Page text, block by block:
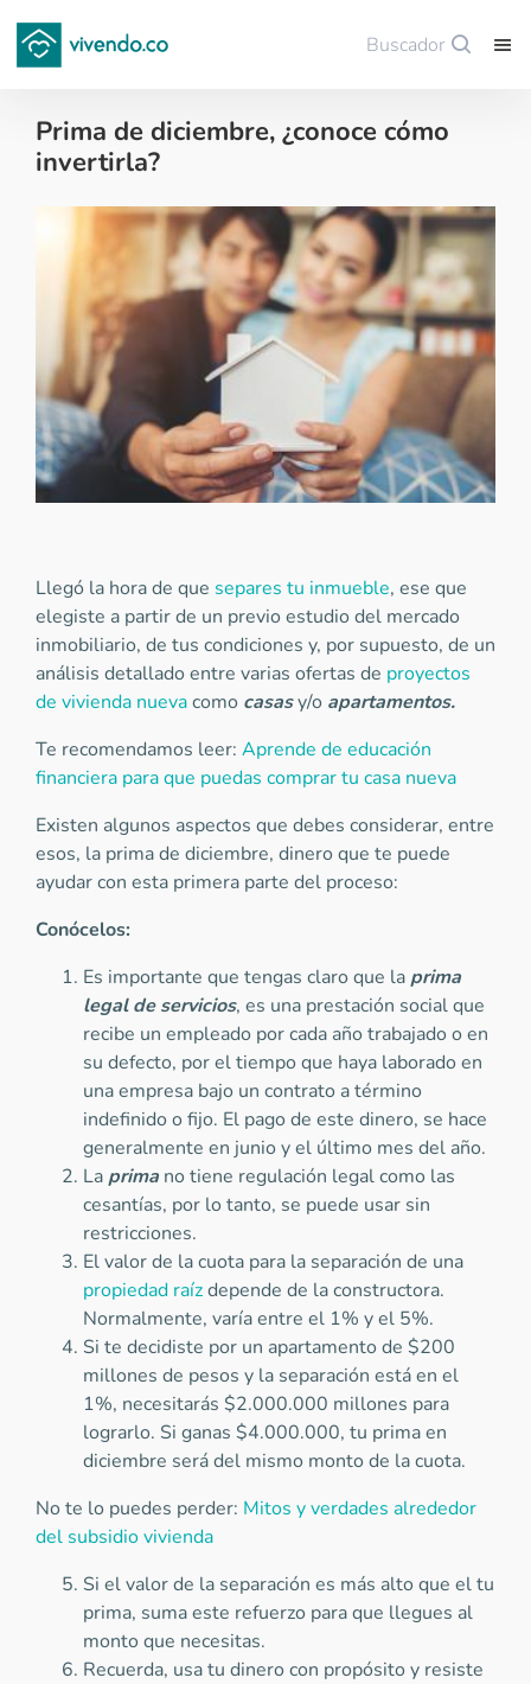
Buscador
Prima de diciembre, ¿conoce cómo
invertirla?
Tips para comprar vivienda nueva - 2022-12-09
Llegó la hora de que separes tu inmueble, ese que
elegiste a partir de un previo estudio del mercado
inmobiliario, de tus condiciones y, por supuesto, de un
análisis detallado entre varias ofertas de proyectos
de vivienda nuevacomo casasy/o apartamentos.
Te recomendamos leer: Aprende de educación
financiera para que puedas comprar tu casa nueva
Existen algunos aspectos que debes considerar, entre
esos, la prima de diciembre, dinero que te puede
ayudar con esta primera parte del proceso:
Conócelos:
Es importante que tengas claro que la prima
legal de servicios, es una prestación social que
recibe un empleado por cada año trabajado o en
su defecto, por el tiempo que haya laborado en
una empresa bajo un contrato a término
indefinido o fijo. El pago de este dinero, se hace
generalmente en junio y el último mes del año.
La prima no tiene regulación legal como las
cesantías, por lo tanto, se puede usar sin
restricciones.
El valor de la cuota para la separación de una
propiedad raízdepende de la constructora.
Normalmente, varía entre el 1% y el 5%.
Si te decidiste por un apartamento de $200
millones de pesos y la separación está en el
1%, necesitarás $2.000.000 millones para
lograrlo. Si ganas $4.000.000, tu prima en
diciembre será del mismo monto de la cuota.
No te lo puedes perder: Mitos y verdades alrededor
del subsidio vivienda
Si el valor de la separación es más alto que el tu
prima, suma este refuerzo para que llegues al
monto que necesitas.
Recuerda, usa tu dinero con propósito y resiste
Guardar